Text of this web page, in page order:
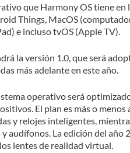
que Harmony OS tiene en
Things, MacOS
e incluso tvOS (Apple TV).
la versión 1.0, que será
más adelante en este año.
operativo será
El plan es más o menos
y relojes inteligentes,
audífonos. La edición del año
lentes de realidad virtual.